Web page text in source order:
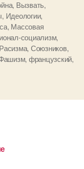
, Вызвать,
, Идеологии,
, Массовая
социализм,
Расизма, Союзников,
, французский,